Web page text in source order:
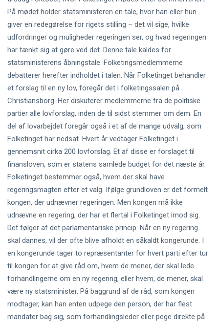
På mødet holder statsministeren en tale, hvor han eller hun
giver en redegørelse for rigets stilling – det vil sige, hvilke
udfordringer og muligheder regeringen ser, og hvad regeringen
har tænkt sig at gøre ved det. Denne tale kaldes for
statsministerens åbningstale. Folketingsmedlemmerne
debatterer herefter indholdet i talen. Når Folketinget behandler
et forslag til en ny lov, foregår det i folketingssalen på
Christiansborg. Her diskuterer medlemmerne fra de politiske
partier alle lovforslag, inden de til sidst stemmer om dem. En
del af lovarbejdet foregår også i et af de mange udvalg, som
Folketinget har nedsat. Hvert år vedtager Folketinget i
gennemsnit cirka 200 lovforslag. Et af disse er forslaget til
finansloven, som er statens samlede budget for det næste år.
Folketinget bestemmer også, hvem der skal have
regeringsmagten efter et valg. Ifølge grundloven er det formelt
kongen, der udnævner regeringen. Men kongen må ikke
udnævne en regering, der har et flertal i Folketinget imod sig.
Det følger af det parlamentariske princip. Når en ny regering
skal dannes, vil der ofte blive afholdt en såkaldt kongerunde. I
en kongerunde tager to repræsentanter for hvert parti efter tur
til kongen for at give råd om, hvem de mener, der skal lede
forhandlingerne om en ny regering, eller hvem, de mener, skal
være ny statsminister. På baggrund af de råd, som kongen
modtager, kan han enten udpege den person, der har flest
mandater bag sig, som forhandlingsleder eller pege direkte på